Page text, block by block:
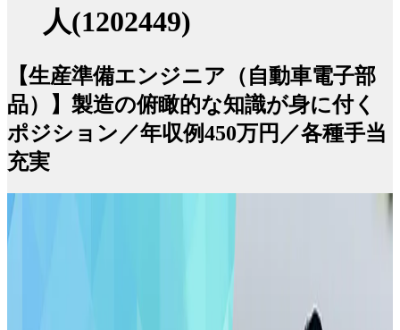
人(1202449)
【生産準備エンジニア（自動車電子部
品）】製造の俯瞰的な知識が身に付く
ポジション／年収例450万円／各種手当
充実